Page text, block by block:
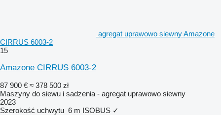
agregat uprawowo siewny Amazone
CIRRUS 6003-2
15
Amazone CIRRUS 6003-2
87 900 € ≈ 378 500 zł
Maszyny do siewu i sadzenia - agregat uprawowo siewny
2023
Szerokość uchwytu 6 m ISOBUS ✓